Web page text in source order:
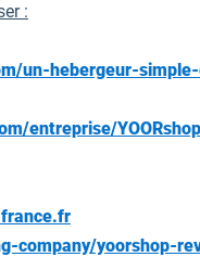
:
un-hebergeur-
entreprise/
company/yoorshop-